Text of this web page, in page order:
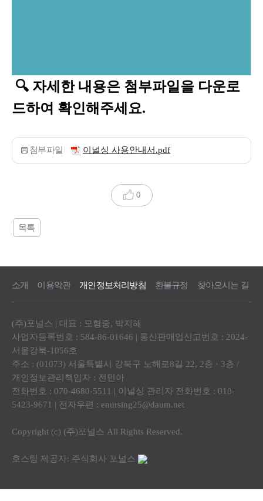
🔍 자세한 내용은 첨부파일을 다운로
드하여 확인해주세요.
첨부파일 이널싱 사용안내서.pdf
0
목록
소개 이용약관 개인정보처리방침 환불규정 찾아오시는 길
(주)포널스 | 대표 : 모형중, 박지혜
사업자등록번호 : 584-86-01646 | 통신판매업신고번호 : 2024-
서울강북-1056호
주소 : (01073) 서울특별시 강북구 노해로8길 22, 2층 · 3층 /
개인정보관리책임자 : 전민아
전화번호 : 070-4680-5511 | 이널싱 관리자 전화번호 : 010-
5423-9671 | 전자우편 : enursing25@daum.net
Copyright (c) (주)포널스 All Rights Reserved.
호스팅 제공자: 주식회사 포널스